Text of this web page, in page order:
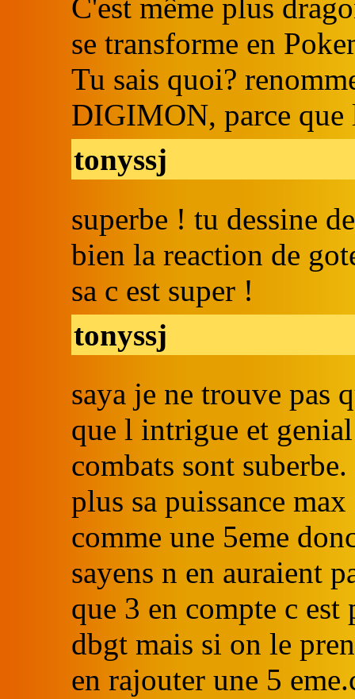
C'est même plus
se transforme en
Tu sais quoi?
DIGIMON, parce que
tonyssj
superbe ! tu dessine
bien la reaction de
sa c est super !
tonyssj
saya je ne trouve pas
que l intrigue et
combats sont
plus sa puissance
comme une 5eme
sayens n en auraient
que 3 en compte c est
dbgt mais si on le
en rajouter une 5